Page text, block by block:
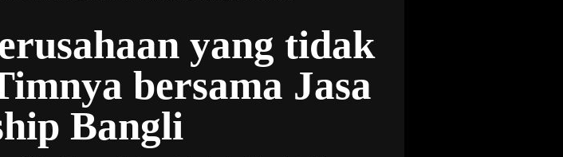
yang tidak
bersama Jasa
Bangli